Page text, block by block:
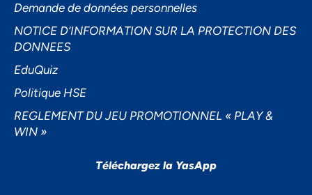
Demande de données personnelles
NOTICE D’INFORMATION SUR LA PROTECTION DES
DONNEES
EduQuiz
Politique HSE
REGLEMENT DU JEU PROMOTIONNEL « PLAY &
WIN »
Téléchargez la YasApp
Préférences